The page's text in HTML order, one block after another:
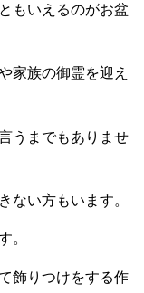
もいえるのがお盆
家族の御霊を迎え
うまでもありませ
ない方もいます。
。
飾りつけをする作